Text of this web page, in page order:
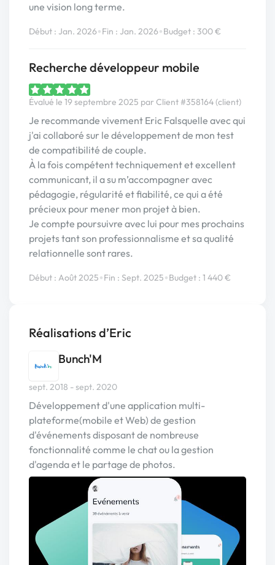
une vision long terme.
Début : Jan. 2026•Fin : Jan. 2026•Budget : 300 €
Recherche développeur mobile
Évalué le 19 septembre 2025 par Client #358164 (client)
Je recommande vivement Eric Falsquelle avec qui
j'ai collaboré sur le développement de mon test
de compatibilité de couple.
À la fois compétent techniquement et excellent
communicant, il a su m’accompagner avec
pédagogie, régularité et fiabilité, ce qui a été
précieux pour mener mon projet à bien.
Je compte poursuivre avec lui pour mes prochains
projets tant son professionnalisme et sa qualité
relationnelle sont rares.
Début : Août 2025•Fin : Sept. 2025•Budget : 1 440 €
Réalisations d’Eric
Bunch'M
sept. 2018 - sept. 2020
Développement d'une application multi-
plateforme(mobile et Web) de gestion
d'événements disposant de nombreuse
fonctionnalité comme le chat ou la gestion
d'agenda et le partage de photos.